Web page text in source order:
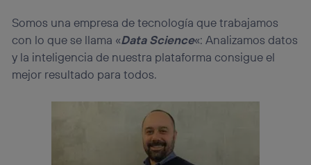
Somos una empresa de tecnología que trabajamos
con lo que se llama «Data Science«: Analizamos datos
y la inteligencia de nuestra plataforma consigue el
mejor resultado para todos.